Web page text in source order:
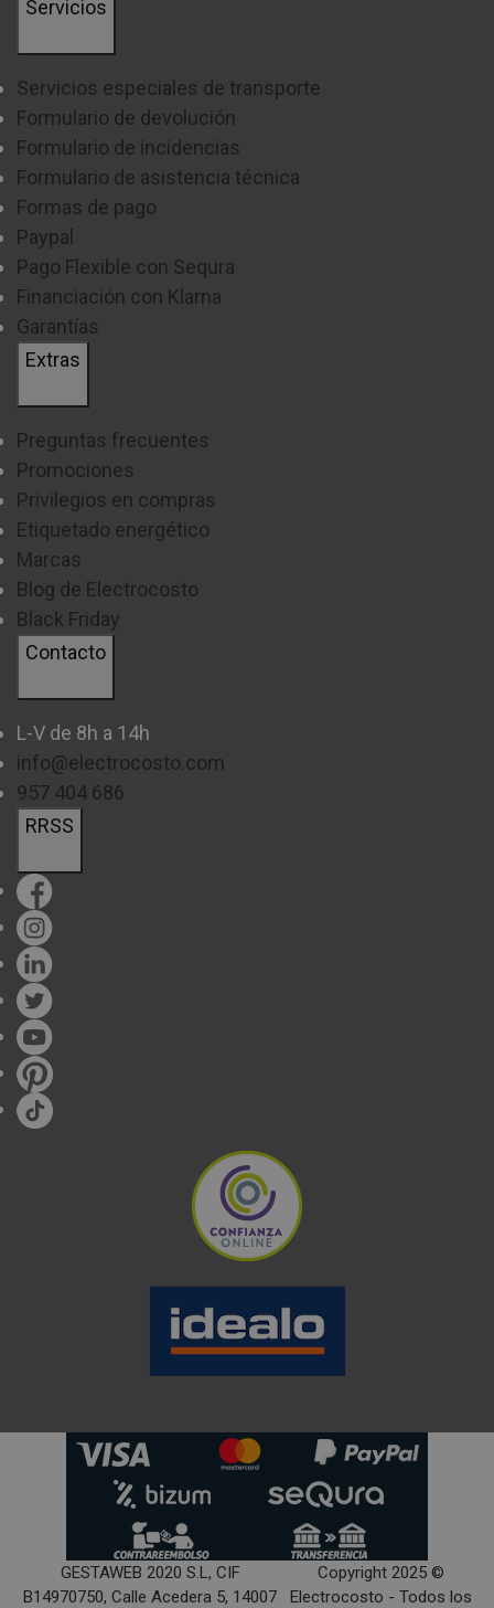
Servicios
Servicios especiales de transporte
Formulario de devolución
Formulario de incidencias
Formulario de asistencia técnica
Formas de pago
Paypal
Pago Flexible con Sequra
Financiación con Klarna
Garantías
Extras
Preguntas frecuentes
Promociones
Privilegios en compras
Etiquetado energético
Marcas
Blog de Electrocosto
Black Friday
Contacto
L-V de 8h a 14h
info@electrocosto.com
957 404 686
RRSS
GESTAWEB 2020 S.L, CIF
B14970750, Calle Acedera 5, 14007
Copyright 2025 ©
Electrocosto - Todos los